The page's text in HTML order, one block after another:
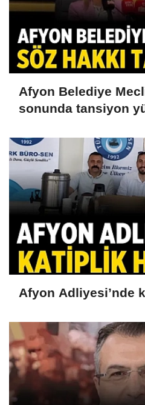
Afyon Belediye
sonunda tansiyon
Afyon Adliyesi’nde